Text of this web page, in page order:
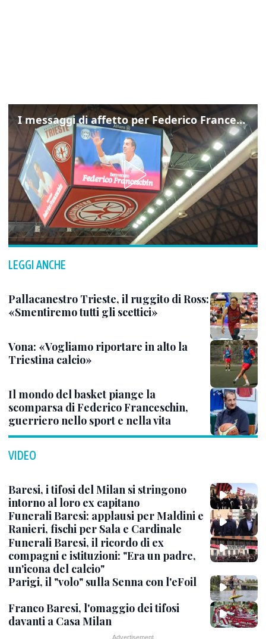
I messaggi di affetto per Federico Franceschin: così il mondo del basket gli è stato accanto fino all’ultimo
LEGGI ANCHE
Pallacanestro Trieste, il ruggito di Ross:
«Smentiremo tutti gli scettici»
Vona: «Vogliamo riportare in alto la
Triestina calcio»
Il mondo del basket piange la
scomparsa di Federico Franceschin,
guerriero nello sport e nella vita
VIDEO
Baresi, i tifosi del Milan si stringono
intorno al loro ex capitano
Funerali Baresi: applausi per Maldini e
Ranieri, fischi per Sala e Cardinale
Funerali Baresi, il ricordo di ex
compagni e istituzioni: "Era un padre,
un'icona del calcio"
Parigi, il "volo" sulla Senna con l'eFoil
Franco Baresi, l'omaggio dei tifosi
davanti a Casa Milan